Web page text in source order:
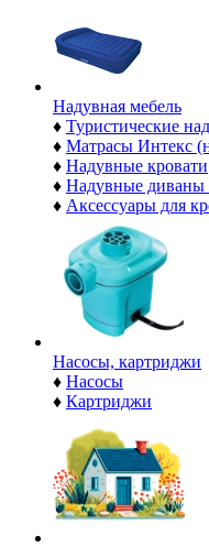
Надувная мебель
♦ Туристические
♦ Матрасы Интекс
♦ Надувные кровати
♦ Надувные диваны
♦ Аксессуары для
Насосы, картриджи
♦ Насосы
♦ Картриджи